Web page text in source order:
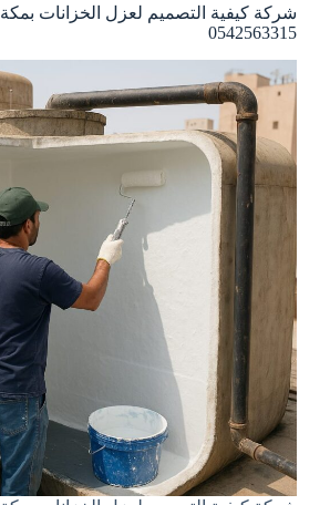
شركة كيفية التصميم لعزل الخزانات بمكة
0542563315